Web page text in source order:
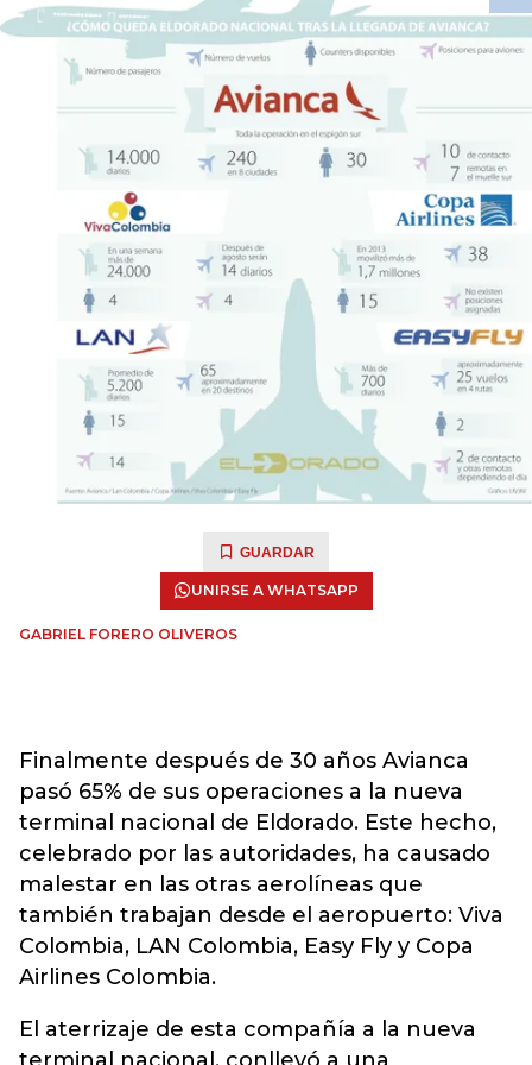
GUARDAR
UNIRSE A WHATSAPP
GABRIEL FORERO OLIVEROS
Finalmente después de 30 años Avianca
pasó 65% de sus operaciones a la nueva
terminal nacional de Eldorado. Este hecho,
celebrado por las autoridades, ha causado
malestar en las otras aerolíneas que
también trabajan desde el aeropuerto: Viva
Colombia, LAN Colombia, Easy Fly y Copa
Airlines Colombia.
El aterrizaje de esta compañía a la nueva